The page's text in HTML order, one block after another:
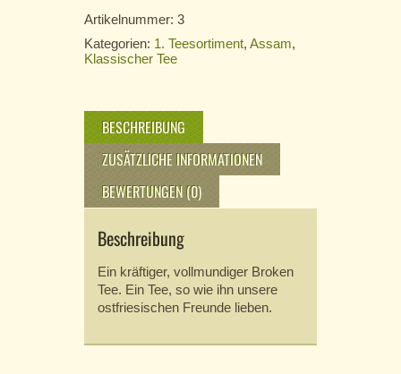
Artikelnummer: 3
Kategorien: 1. Teesortiment, Assam,
Klassischer Tee
BESCHREIBUNG
ZUSÄTZLICHE INFORMATIONEN
BEWERTUNGEN (0)
Beschreibung
Ein kräftiger, vollmundiger Broken
Tee. Ein Tee, so wie ihn unsere
ostfriesischen Freunde lieben.